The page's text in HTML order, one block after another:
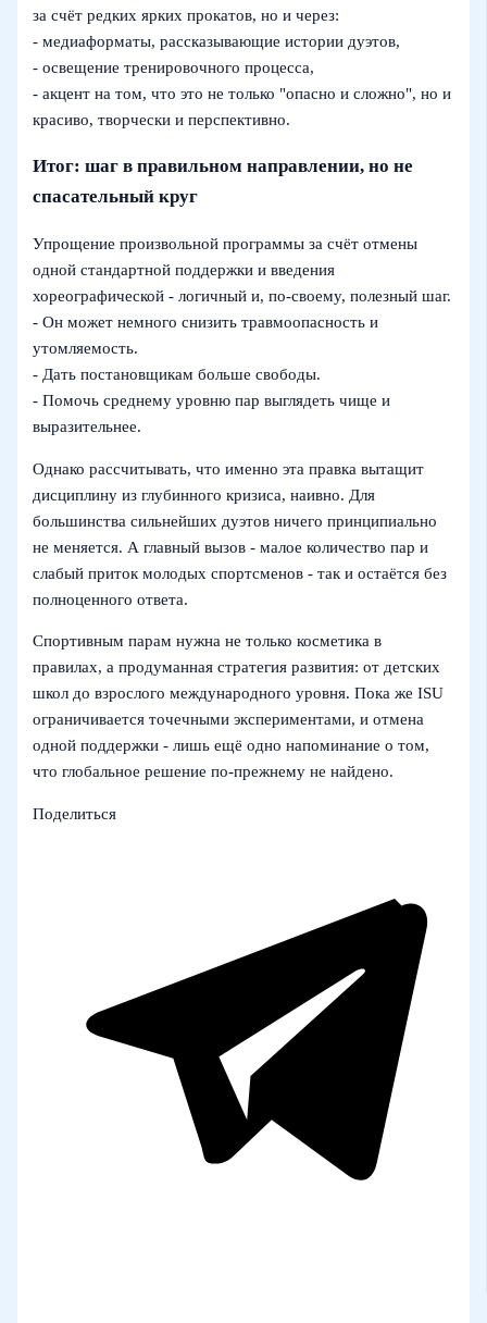
за счёт редких ярких прокатов, но и через:
- медиаформаты, рассказывающие истории дуэтов,
- освещение тренировочного процесса,
- акцент на том, что это не только "опасно и сложно", но и
красиво, творчески и перспективно.
Итог: шаг в правильном направлении, но не
спасательный круг
Упрощение произвольной программы за счёт отмены
одной стандартной поддержки и введения
хореографической - логичный и, по-своему, полезный шаг.
- Он может немного снизить травмоопасность и
утомляемость.
- Дать постановщикам больше свободы.
- Помочь среднему уровню пар выглядеть чище и
выразительнее.
Однако рассчитывать, что именно эта правка вытащит
дисциплину из глубинного кризиса, наивно. Для
большинства сильнейших дуэтов ничего принципиально
не меняется. А главный вызов - малое количество пар и
слабый приток молодых спортсменов - так и остаётся без
полноценного ответа.
Спортивным парам нужна не только косметика в
правилах, а продуманная стратегия развития: от детских
школ до взрослого международного уровня. Пока же ISU
ограничивается точечными экспериментами, и отмена
одной поддержки - лишь ещё одно напоминание о том,
что глобальное решение по-прежнему не найдено.
Поделиться